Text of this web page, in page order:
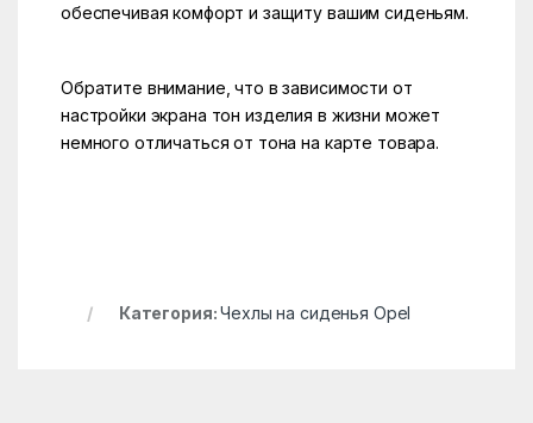
обеспечивая комфорт и защиту вашим сиденьям.
Обратите внимание, что в зависимости от
настройки экрана тон изделия в жизни может
немного отличаться от тона на карте товара.
Категория:Чехлы на сиденья Opel